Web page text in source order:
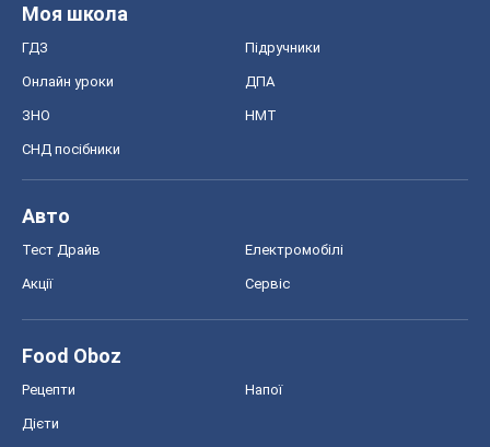
Моя школа
ГДЗ Підручники
Онлайн уроки ДПА
ЗНО НМТ
СНД посібники
Авто
Тест Драйв Електромобілі
Акції Сервіс
Food Oboz
Рецепти Напої
Дієти